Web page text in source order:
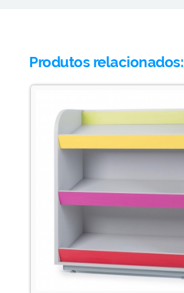
Produtos relacionados: